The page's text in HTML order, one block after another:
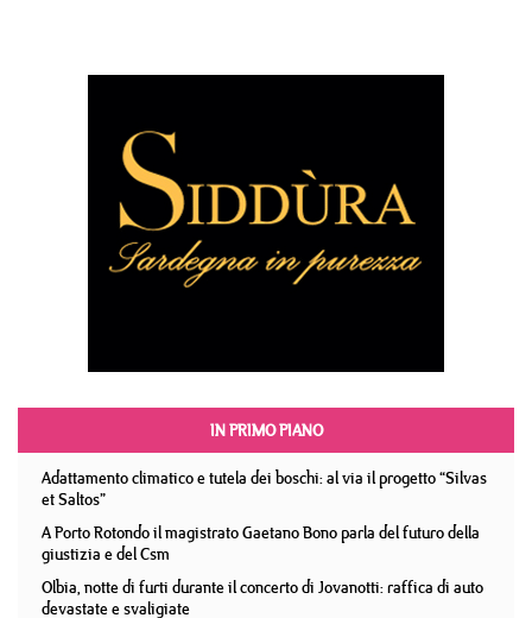
IN PRIMO PIANO
Adattamento climatico e tutela dei boschi: al via il progetto “Silvas
et Saltos”
A Porto Rotondo il magistrato Gaetano Bono parla del futuro della
giustizia e del Csm
Olbia, notte di furti durante il concerto di Jovanotti: raffica di auto
devastate e svaligiate